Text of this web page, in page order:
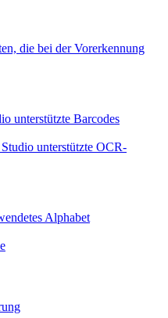
die bei der Vorerkennung
unterstützte Barcodes
unterstützte OCR-
Alphabet